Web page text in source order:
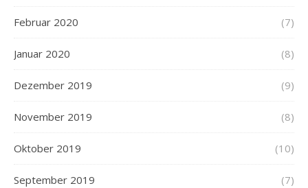
Februar 2020 (7)
Januar 2020 (8)
Dezember 2019 (9)
November 2019 (8)
Oktober 2019 (10)
September 2019 (7)